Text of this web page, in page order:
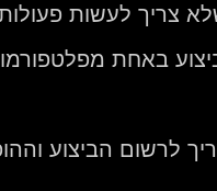
צריך לעשות
באחת
לרשום הביצוע